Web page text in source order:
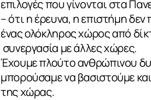
επιλογές που γίνονται στα
– ότι η έρευνα, η επιστήμη
ένας ολόκληρος χώρος από
συνεργασία με άλλες χώρες.
Έχουμε πλούτο ανθρώπινου
μπορούσαμε να βασιστούμε
της χώρας.